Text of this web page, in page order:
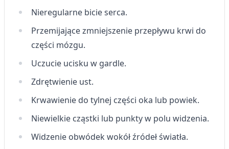
Nieregularne bicie serca.
Przemijające zmniejszenie przepływu krwi do
części mózgu.
Uczucie ucisku w gardle.
Zdrętwienie ust.
Krwawienie do tylnej części oka lub powiek.
Niewielkie cząstki lub punkty w polu widzenia.
Widzenie obwódek wokół źródeł światła.
Wydajność (Performance)
Reklama / śledzenie